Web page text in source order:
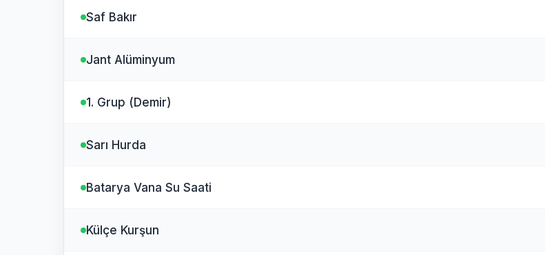
Saf Bakır
Jant Alüminyum
1. Grup (Demir)
Sarı Hurda
Batarya Vana Su Saati
Külçe Kurşun